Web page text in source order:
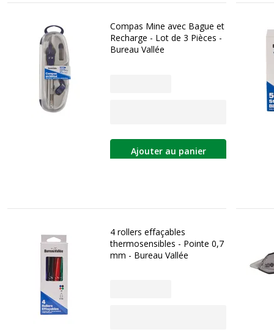
Compas Mine avec Bague et
Recharge - Lot de 3 Pièces -
Bureau Vallée
Ajouter au panier
4 rollers effaçables
thermosensibles - Pointe 0,7
mm - Bureau Vallée